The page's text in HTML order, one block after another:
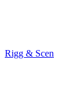
Rigg & Scen